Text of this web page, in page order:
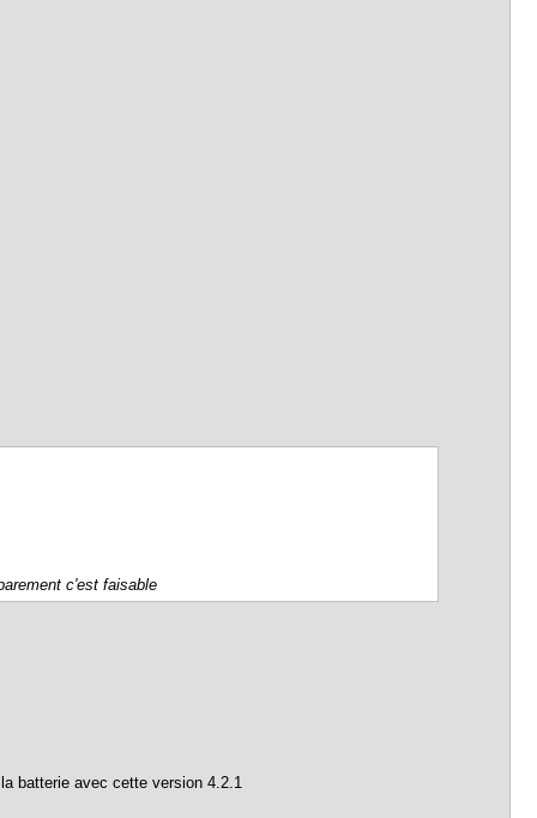
c'est faisable
batterie avec cette version 4.2.1